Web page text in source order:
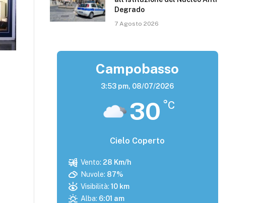
Degrado
7 Agosto 2026
Campobasso
3:53 pm, 08/07/2026
30 °C
Cielo Coperto
Vento: 28 Km/h
Nuvole: 87%
Visibilità: 10 km
Alba: 6:01 am